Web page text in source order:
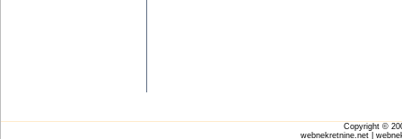
Copyright ©
webnekretnine.net |